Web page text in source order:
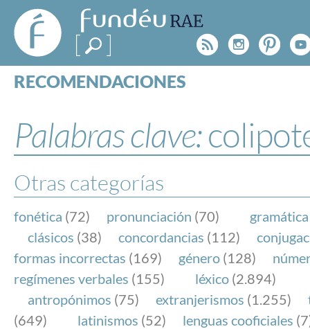
FundéuRAE
- Fundación
del Español
Urgente
Rss
RECOMENDACIONES
ESPECIALES
BLOG
NOTICIAS
SOBRE LA FUNDÉURAE
FundéuRAE es una fundación patrocinada por la
y la Real Academia Española, cuyo objetivo es
el buen uso del español en los medios de
Internet.
Palabras clave:
Otras categorías
fonética (72) pronunciación (70) gramática
clásicos (38) concordancias (112)
formas incorrectas (169) género (128)
regímenes verbales (155) léxico (2.894)
antropónimos (75) extranjerismos (1.255)
(649)
latinismos (52) lenguas cooficiales